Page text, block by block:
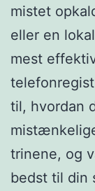
mistet
eller en
mest
til, hvordan
trinene, og
bedst til din